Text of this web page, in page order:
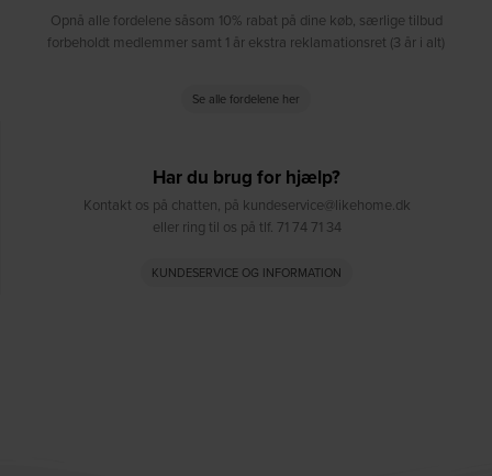
Opnå alle fordelene såsom 10% rabat på dine køb, særlige tilbud
forbeholdt medlemmer samt 1 år ekstra reklamationsret (3 år i alt)
Se alle fordelene her
Har du brug for hjælp?
Kontakt os på chatten, på kundeservice@likehome.dk
eller ring til os på tlf. 71 74 71 34
KUNDESERVICE OG INFORMATION